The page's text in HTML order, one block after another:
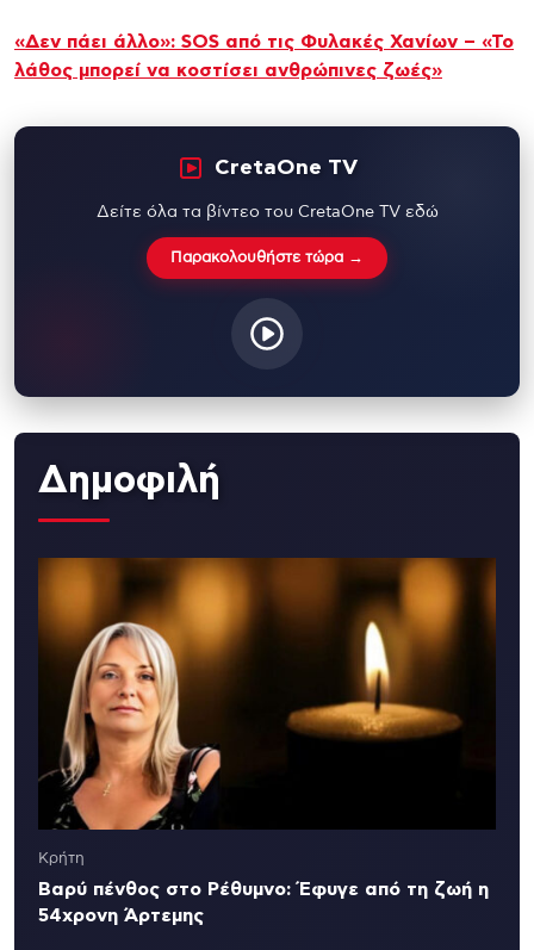
«Δεν πάει άλλο»: SOS από τις Φυλακές Χανίων – «Το
λάθος μπορεί να κοστίσει ανθρώπινες ζωές»
CretaOne TV
Δείτε όλα τα βίντεο του CretaOne TV εδώ
Παρακολουθήστε τώρα →
Δημοφιλή
Κρήτη
Βαρύ πένθος στο Ρέθυμνο: Έφυγε από τη ζωή η
54χρονη Άρτεμης